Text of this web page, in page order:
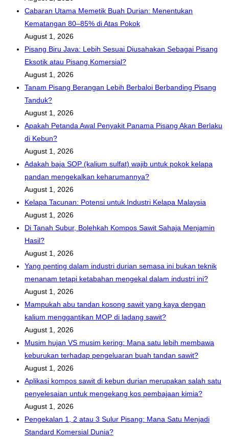
Cabaran Utama Memetik Buah Durian: Menentukan
Kematangan 80–85% di Atas Pokok
August 1, 2026
Pisang Biru Java: Lebih Sesuai Diusahakan Sebagai Pisang
Eksotik atau Pisang Komersial?
August 1, 2026
Tanam Pisang Berangan Lebih Berbaloi Berbanding Pisang
Tanduk?
August 1, 2026
Apakah Petanda Awal Penyakit Panama Pisang Akan Berlaku
di Kebun?
August 1, 2026
Adakah baja SOP (kalium sulfat) wajib untuk pokok kelapa
pandan mengekalkan keharumannya?
August 1, 2026
Kelapa Tacunan: Potensi untuk Industri Kelapa Malaysia
August 1, 2026
Di Tanah Subur, Bolehkah Kompos Sawit Sahaja Menjamin
Hasil?
August 1, 2026
Yang penting dalam industri durian semasa ini bukan teknik
menanam tetapi ketabahan mengekal dalam industri ini?
August 1, 2026
Mampukah abu tandan kosong sawit yang kaya dengan
kalium menggantikan MOP di ladang sawit?
August 1, 2026
Musim hujan VS musim kering: Mana satu lebih membawa
keburukan terhadap pengeluaran buah tandan sawit?
August 1, 2026
Aplikasi kompos sawit di kebun durian merupakan salah satu
penyelesaian untuk mengekang kos pembajaan kimia?
August 1, 2026
Pengekalan 1, 2 atau 3 Sulur Pisang: Mana Satu Menjadi
Standard Komersial Dunia?